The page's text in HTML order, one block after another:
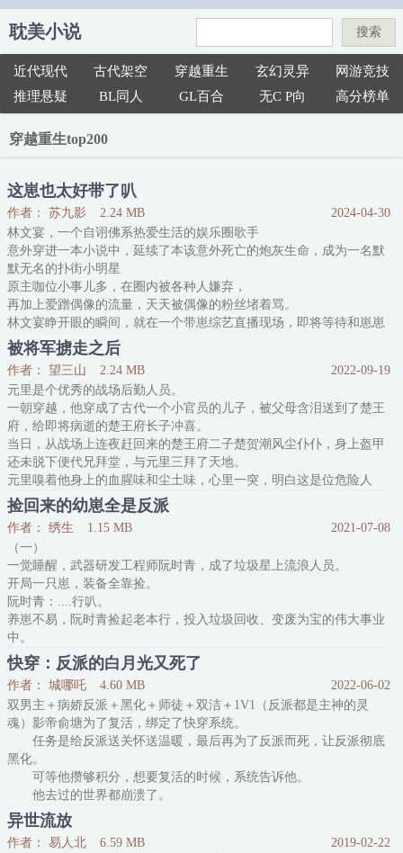
耽美小说 搜索
近代现代 古代架空 穿越重生 玄幻灵异
网游竞技
推理悬疑
BL同人 GL百合 无C P向 高分榜单
穿越重生top200
这崽也太好带了叭
作者： 苏九影 2.24 MB
2024-04-30
林文宴，一个自诩佛系热爱生活的娱乐圈歌手
意外穿进一本小说中，延续了本该意外死亡的炮灰生命，成为一名默
默无名的扑街小明星
原主咖位小事儿多，在圈内被各种人嫌弃，
再加上爱蹭偶像的流量，天天被偶像的粉丝堵着骂。
林文宴睁开眼的瞬间，就在一个带崽综艺直播现场，即将等待和崽崽
组团直播
四名小崽崽，一个是小童星自带流量，一个活泼乐观小陶器，一个娇
气粘人娇气包
只剩下的小家伙叫糯糯，
满脸警惕、沉默寡言、挑食、不爱哭也不爱笑
三个明星嘉宾：先下手为强，抱走三个，剩下糯糯
林文宴和小糯糯大眼瞪小眼：
被将军掳走之后
作者： 望三山 2.24 MB
2022-09-19
元里是个优秀的战场后勤人员。
一朝穿越，他穿成了古代一个小官员的儿子，被父母含泪送到了楚王
府，给即将病逝的楚王府长子冲喜。
当日，从战场上连夜赶回来的楚王府二子楚贺潮风尘仆仆，身上盔甲
还未脱下便代兄拜堂，与元里三拜了天地。
元里嗅着他身上的血腥味和尘土味，心里一突，明白这是位危险人
物。
当晚，楚贺潮又要代兄和他喝合卺酒。
元里笑意温和，“将军请。”
握着酒杯的手指青葱如玉，俊俏面上长睫轻垂。
楚贺潮似笑非笑地看了他一会儿，抬手将酒水一饮而尽。
半个月后，楚王府长子病逝，楚贺潮掳了元里上了坐
捡回来的幼崽全是反派
作者： 绣生 1.15 MB
2021-07-08
（一）
一觉睡醒，武器研发工程师阮时青，成了垃圾星上流浪人员。
开局一只崽，装备全靠捡。
阮时青：....行叭。
养崽不易，阮时青捡起老本行，投入垃圾回收、变废为宝的伟大事业
中。
（二）
B3024垃圾星上，一家藏在角落的修理店闻名星际，据说只要出的起
价，没有店主造不出来的武器。
而店主阮时青，从吃不起饭、还带着五只崽的三无穿越人士，一跃成
为星际黑榜首富。
他收拾收拾行李，挨个将小崽子抱进飞船舱内，准备带幼崽们去首都
星见见世面。
然而刚出港口，看着四处张贴的通缉令，阮时青头顶缓缓冒出一个
快穿：反派的白月光又死了
作者： 城哪吒 4.60 MB
2022-06-02
双男主＋病娇反派＋黑化＋师徒＋双洁＋1V1（反派都是主神的灵
魂）影帝俞塘为了复活，绑定了快穿系统。
任务是给反派送关怀送温暖，最后再为了反派而死，让反派彻底
黑化。
可等他攒够积分，想要复活的时候，系统告诉他。
他去过的世界都崩溃了。
俞塘：？？？
系统：所以需要你再去一趟，修复世界。
俞塘：乖，别闹。
异世流放
作者： 易人北 6.59 MB
2019-02-22